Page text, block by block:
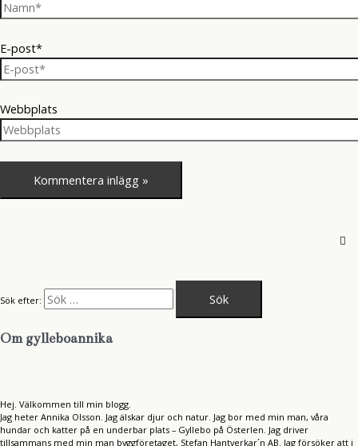
E-post*
Webbplats
Sök efter:
Om gylleboannika
Hej. Välkommen till min blogg.
Jag heter Annika Olsson. Jag älskar djur och natur. Jag bor med min man, våra
hundar och katter på en underbar plats – Gyllebo på Österlen. Jag driver
tillsammans med min man byggföretaget, Stefan Hantverkar´n AB. Jag försöker att i